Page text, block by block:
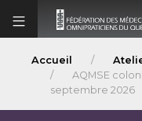
Accueil
AQMSE
septembre 2026